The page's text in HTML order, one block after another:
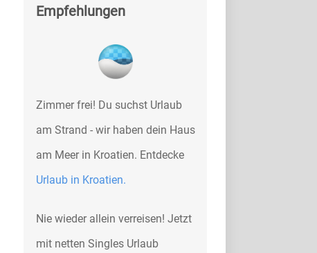
Empfehlungen
Zimmer frei! Du suchst Urlaub
am Strand - wir haben dein Haus
am Meer in Kroatien. Entdecke
Urlaub in Kroatien.
Nie wieder allein verreisen! Jetzt
mit netten Singles Urlaub